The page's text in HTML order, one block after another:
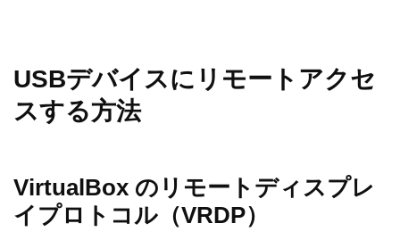
USBデバイスにリモートアクセ
スする方法
VirtualBox のリモートディスプレ
イプロトコル（VRDP）